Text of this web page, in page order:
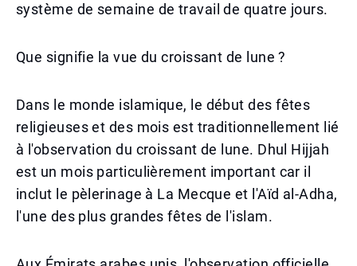
système de semaine de travail de quatre jours.
Que signifie la vue du croissant de lune ?
Dans le monde islamique, le début des fêtes
religieuses et des mois est traditionnellement lié
à l'observation du croissant de lune. Dhul Hijjah
est un mois particulièrement important car il
inclut le pèlerinage à La Mecque et l'Aïd al-Adha,
l'une des plus grandes fêtes de l'islam.